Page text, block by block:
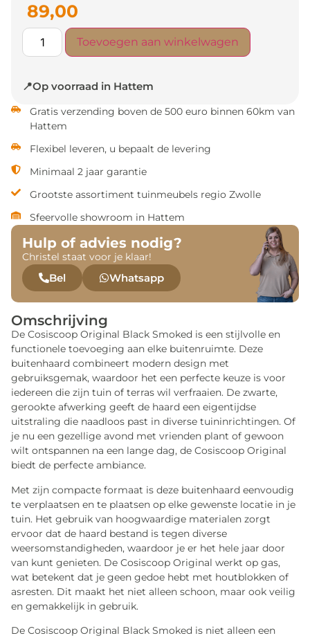
89,00
Toevoegen aan winkelwagen
📍Op voorraad in Hattem
Gratis verzending boven de 500 euro binnen 60km van
Hattem
Flexibel leveren, u bepaalt de levering
Minimaal 2 jaar garantie
Grootste assortiment tuinmeubels regio Zwolle
Sfeervolle showroom in Hattem
Hulp of advies nodig?
Christel staat voor je klaar!
Bel Whatsapp
Omschrijving
De Cosiscoop Original Black Smoked is een stijlvolle en
functionele toevoeging aan elke buitenruimte. Deze
buitenhaard combineert modern design met
gebruiksgemak, waardoor het een perfecte keuze is voor
iedereen die zijn tuin of terras wil verfraaien. De zwarte,
gerookte afwerking geeft de haard een eigentijdse
uitstraling die naadloos past in diverse tuininrichtingen. Of
je nu een gezellige avond met vrienden plant of gewoon
wilt ontspannen na een lange dag, de Cosiscoop Original
biedt de perfecte ambiance.
Met zijn compacte formaat is deze buitenhaard eenvoudig
te verplaatsen en te plaatsen op elke gewenste locatie in je
tuin. Het gebruik van hoogwaardige materialen zorgt
ervoor dat de haard bestand is tegen diverse
weersomstandigheden, waardoor je er het hele jaar door
van kunt genieten. De Cosiscoop Original werkt op gas,
wat betekent dat je geen gedoe hebt met houtblokken of
asresten. Dit maakt het niet alleen schoon, maar ook veilig
en gemakkelijk in gebruik.
De Cosiscoop Original Black Smoked is niet alleen een